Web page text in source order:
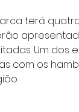
terá quatro
Um dos
com os